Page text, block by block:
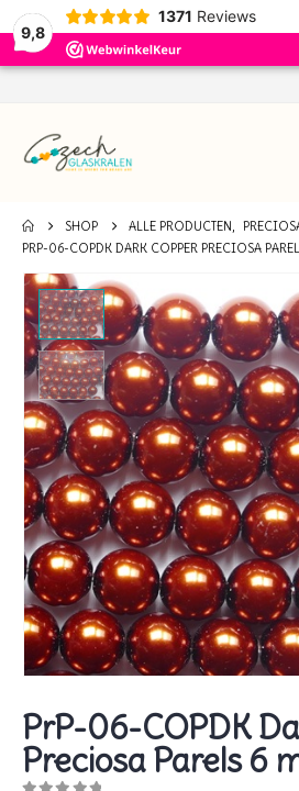
9,8
1371 Reviews
SHOP ALLE PRODUCTEN,
PRP-06-COPDK DARK COPPER PRECIOSA
PrP-06-COPDK
Preciosa Parels 6